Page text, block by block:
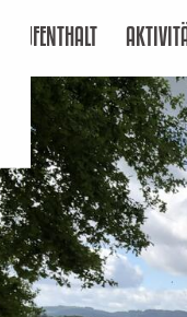
AUFENTHALT